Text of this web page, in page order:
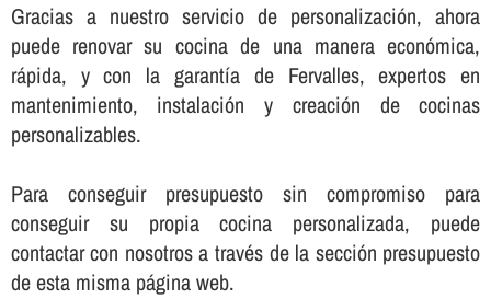
Gracias a nuestro servicio de personalización, ahora
puede renovar su cocina de una manera económica,
rápida, y con la garantí­a de Fervalles, expertos en
mantenimiento, instalación y creación de cocinas
personalizables.
Para conseguir presupuesto sin compromiso para
conseguir su propia cocina personalizada, puede
contactar con nosotros a través de la sección presupuesto
de esta misma página web.